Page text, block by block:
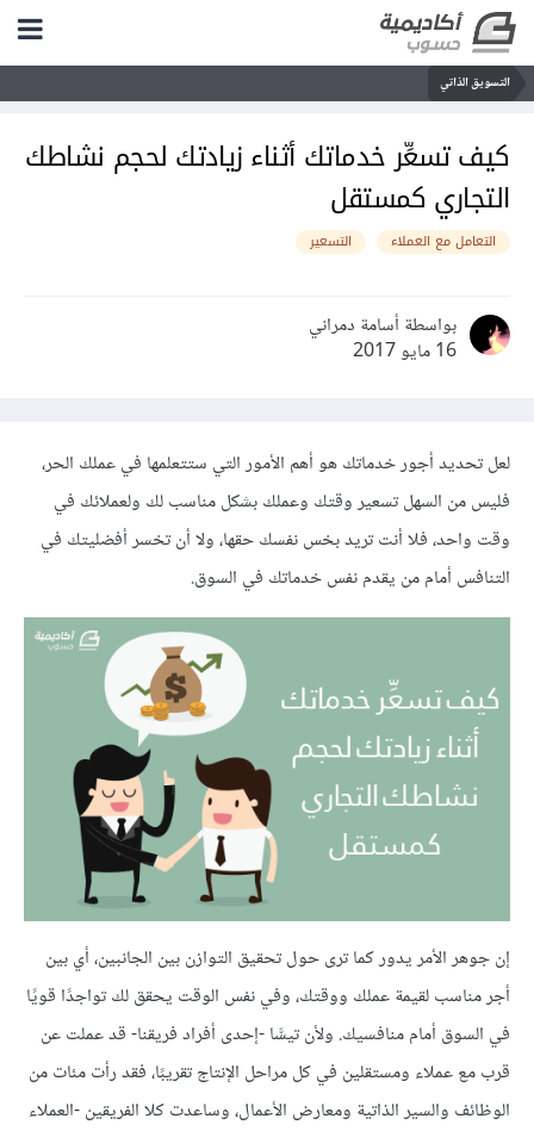
التسويق الذاتي
كيف تسعِّر خدماتك أثناء زيادتك لحجم نشاطك
التجاري كمستقل
التعامل مع العملاء التسعير
بواسطة أسامة دمراني
16 مايو 2017
لعل تحديد أجور خدماتك هو أهم الأمور التي ستتعلمها في عملك الحر،
فليس من السهل تسعير وقتك وعملك بشكل مناسب لك ولعملائك في
وقت واحد، فلا أنت تريد بخس نفسك حقها، ولا أن تخسر أفضليتك في
التنافس أمام من يقدم نفس خدماتك في السوق.
إن جوهر الأمر يدور كما ترى حول تحقيق التوازن بين الجانبين، أي بين
أجر مناسب لقيمة عملك ووقتك، وفي نفس الوقت يحقق لك تواجدًا قويًا
في السوق أمام منافسيك. ولأن تيسَّا -إحدى أفراد فريقنا- قد عملت عن
قرب مع عملاء ومستقلين في كل مراحل الإنتاج تقريبًا، فقد رأت مئات من
الوظائف والسير الذاتية ومعارض الأعمال، وساعدت كلا الفريقين -العملاء